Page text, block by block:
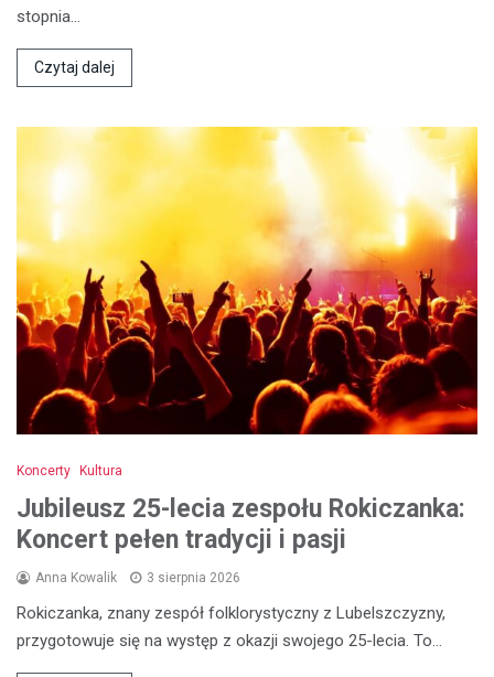
stopnia…
Czytaj dalej
Koncerty Kultura
Jubileusz 25-lecia zespołu Rokiczanka:
Koncert pełen tradycji i pasji
Anna Kowalik 3 sierpnia 2026
Rokiczanka, znany zespół folklorystyczny z Lubelszczyzny,
przygotowuje się na występ z okazji swojego 25-lecia. To…